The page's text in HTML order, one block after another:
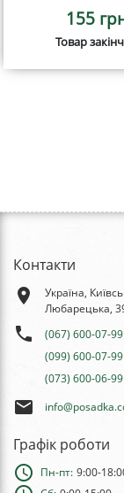
155
Товар
Контакти
place
Україна,
Любарецька,
phone
(067) 600-07-99
(099) 600-07-99
(073) 600-06-99
email
Графік роботи
schedule Пн-пт: 9:00-